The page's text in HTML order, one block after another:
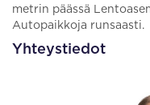
metrin päässä
Autopaikkoja runsaasti.
Yhteystiedot